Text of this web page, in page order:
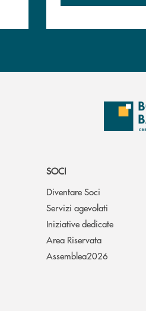
SOCI
Diventare Soci
Servizi agevolati
Iniziative dedicate
Area Riservata
Assemblea2026